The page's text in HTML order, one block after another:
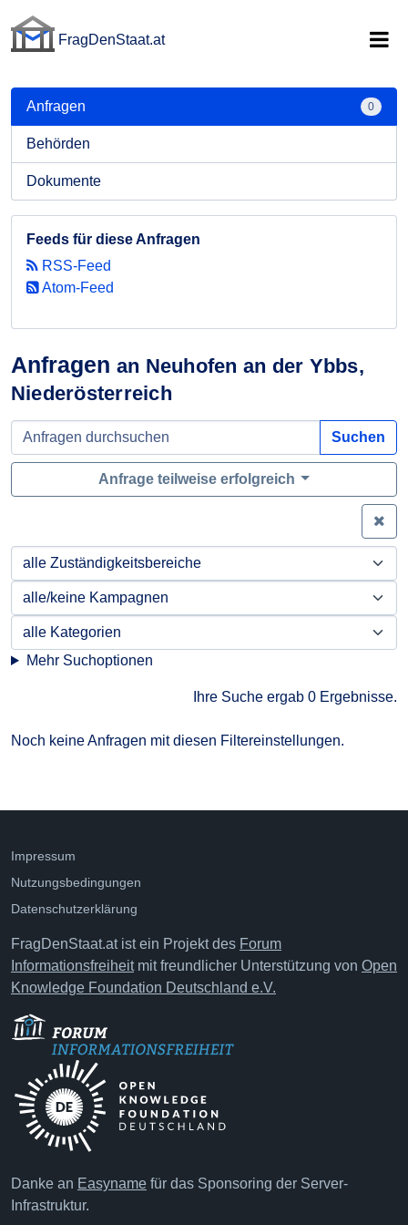
FragDenStaat.at
Anfragen an Neuhofen an der Ybbs,
Niederösterreich
Suchen
Anfrage teilweise erfolgreich
Mehr Suchoptionen
Ihre Suche ergab 0 Ergebnisse.
Noch keine Anfragen mit diesen Filtereinstellungen.
Anfragen 0
Behörden
Dokumente
Feeds für diese Anfragen
RSS-Feed
Atom-Feed
Impressum
Nutzungsbedingungen
Datenschutzerklärung
FragDenStaat.at ist ein Projekt des Forum
Informationsfreiheitmit freundlicher Unterstützung von Open
Knowledge Foundation Deutschland e.V.
Danke an Easyname für das Sponsoring der Server-
Infrastruktur.